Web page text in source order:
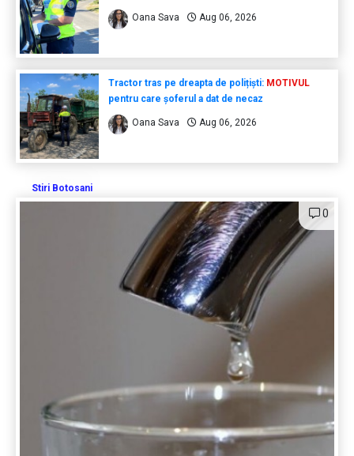
Oana Sava Aug 06, 2026
Tractor tras pe dreapta de polițiști: MOTIVUL
pentru care șoferul a dat de necaz
Oana Sava Aug 06, 2026
Stiri Botosani
0